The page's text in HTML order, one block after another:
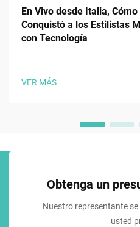
En Vivo desde Italia, Cómo
Conquistó a los Estilistas
con Tecnología
VER MÁS
Obtenga un
Nuestro representante
usted